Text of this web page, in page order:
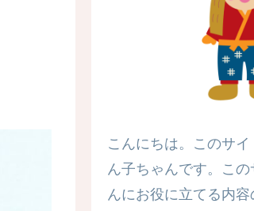
こんにちは。このサ
ん子ちゃんです。こ
んにお役に立てる内